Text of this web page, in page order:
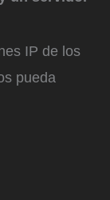
IP de los
pueda